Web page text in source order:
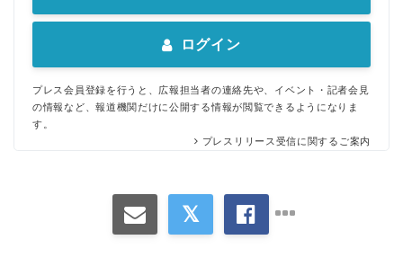
ログイン
プレス会員登録を行うと、広報担当者の連絡先や、イベント・記者会見
の情報など、報道機関だけに公開する情報が閲覧できるようになりま
す。
プレスリリース受信に関するご案内